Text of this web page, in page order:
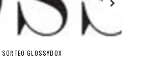
HITS DE TEMPORADA